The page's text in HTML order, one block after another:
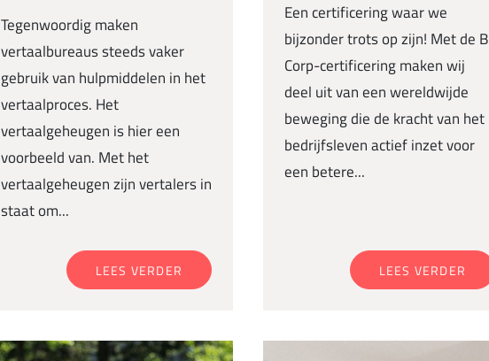
Tegenwoordig maken
vertaalbureaus steeds vaker
gebruik van hulpmiddelen in het
vertaalproces. Het
vertaalgeheugen is hier een
voorbeeld van. Met het
vertaalgeheugen zijn vertalers in
staat om...
LEES VERDER
Een certificering waar we
bijzonder trots op zijn! Met de B
Corp-certificering maken wij
deel uit van een wereldwijde
beweging die de kracht van het
bedrijfsleven actief inzet voor
een betere...
LEES VERDER